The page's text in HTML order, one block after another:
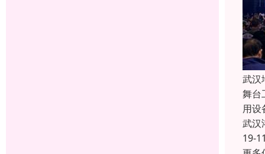
武汉
舞台
用设
武汉
19-